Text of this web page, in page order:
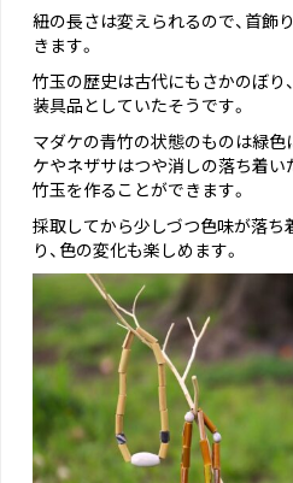
紐の長さは変えられるので、首飾
きます。
竹玉の歴史は古代にもさかのぼり
装具品としていたそうです。
マダケの青竹の状態のものは緑色
ケやネザサはつや消しの落ち着い
竹玉を作ることができます。
採取してから少しづつ色味が落
り、色の変化も楽しめます。